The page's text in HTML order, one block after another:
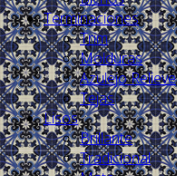
Terminaciones
Trim
Molduras
Azulejo Relieve
Tejas
Lisos
Brillante
Tradicional